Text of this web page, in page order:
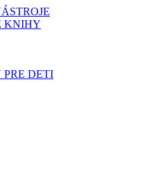
KNIHY
DETI